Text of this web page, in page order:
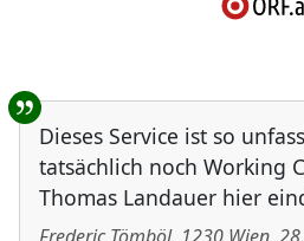
Benutzer-
Dieses Service ist so
tatsächlich noch Working
Thomas Landauer hier